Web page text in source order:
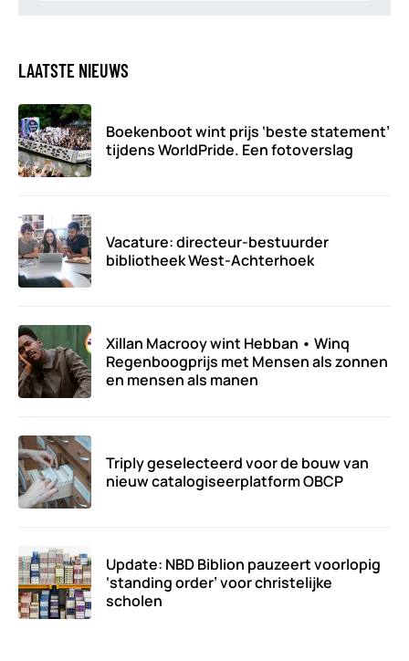
LAATSTE NIEUWS
Boekenboot wint prijs ‘beste statement’
tijdens WorldPride. Een fotoverslag
Vacature: directeur-bestuurder
bibliotheek West-Achterhoek
Xillan Macrooy wint Hebban • Winq
Regenboogprijs met Mensen als zonnen
en mensen als manen
Triply geselecteerd voor de bouw van
nieuw catalogiseerplatform OBCP
Update: NBD Biblion pauzeert voorlopig
‘standing order’ voor christelijke
scholen